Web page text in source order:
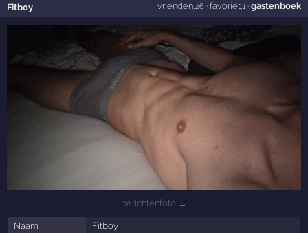
Fitboy vrienden,26 · favoriet,1· gastenboek
berichtenfoto →
Naam
Fitboy